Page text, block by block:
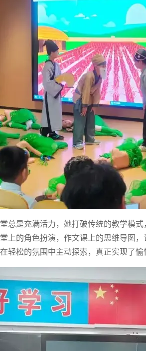
总是充满活力，她打破传统的教学模
上的角色扮演，作文课上的思维导图
轻松的氛围中主动探索，真正实现了愉